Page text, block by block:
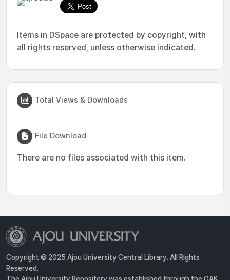
Items in DSpace are protected by copyright, with
all rights reserved, unless otherwise indicated.
Total Views & Downloads
File Download
There are no files associated with this item.
Copyright © 2025 Ajou University Central Library. All Rights
Reserved.